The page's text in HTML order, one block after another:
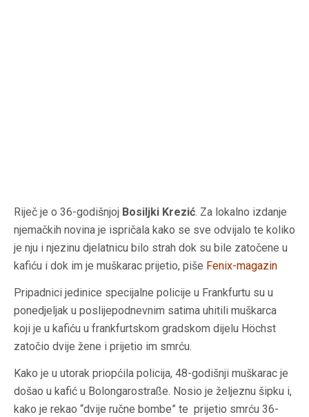
Riječ je o 36-godišnjoj Bosiljki Krezić. Za lokalno izdanje
njemačkih novina je ispričala kako se sve odvijalo te koliko
je nju i njezinu djelatnicu bilo strah dok su bile zatočene u
kafiću i dok im je muškarac prijetio, piše Fenix-magazin
Pripadnici jedinice specijalne policije u Frankfurtu su u
ponedjeljak u poslijepodnevnim satima uhitili muškarca
koji je u kafiću u frankfurtskom gradskom dijelu Höchst
zatočio dvije žene i prijetio im smrću.
Kako je u utorak priopćila policija, 48-godišnji muškarac je
došao u kafić u Bolongarostraße. Nosio je željeznu šipku i,
kako je rekao “dvije ručne bombe” te prijetio smrću 36-